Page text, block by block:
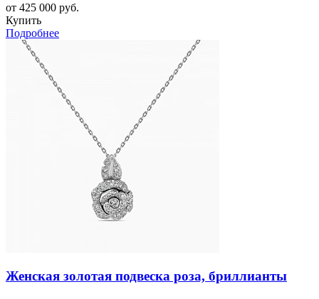
от 425 000 руб.
Купить
Подробнее
Женская золотая подвеска роза, бриллианты